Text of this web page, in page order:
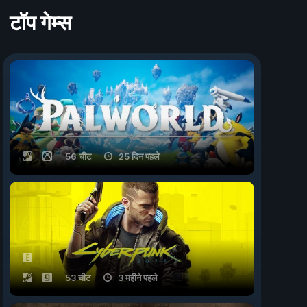
टॉप गेम्स
56 चीट 25 दिन पहले
53 चीट 3 महीने पहले